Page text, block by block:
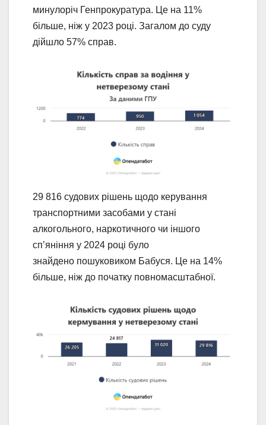
минулоріч Генпрокуратура. Це на 11%
більше, ніж у 2023 році. Загалом до суду
дійшло 57% справ.
29 816 судових рішень щодо керування
транспортними засобами у стані
алкогольного, наркотичного чи іншого
сп’яніння у 2024 році було
знайдено пошуковиком Бабуся. Це на 14%
більше, ніж до початку повномасштабної.